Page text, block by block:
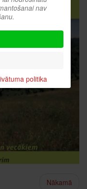
Nākamā
nav
politika